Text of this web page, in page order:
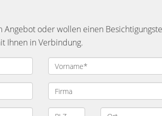
Angebot oder wollen einen
Ihnen in Verbindung.